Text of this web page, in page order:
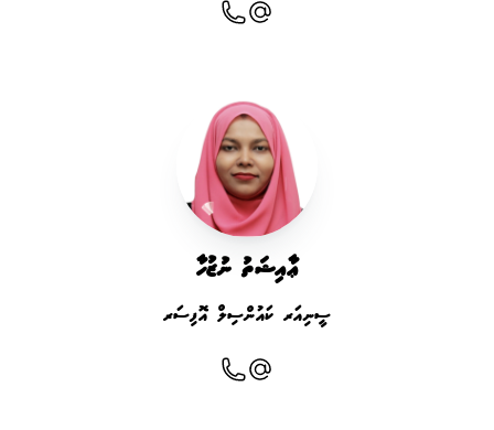
ޢާއިޝަތު ނުޒުހާ
ސީނިއަރ ކައުންސިލް އޮފިސަރ